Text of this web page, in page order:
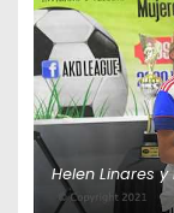
Helen Linares